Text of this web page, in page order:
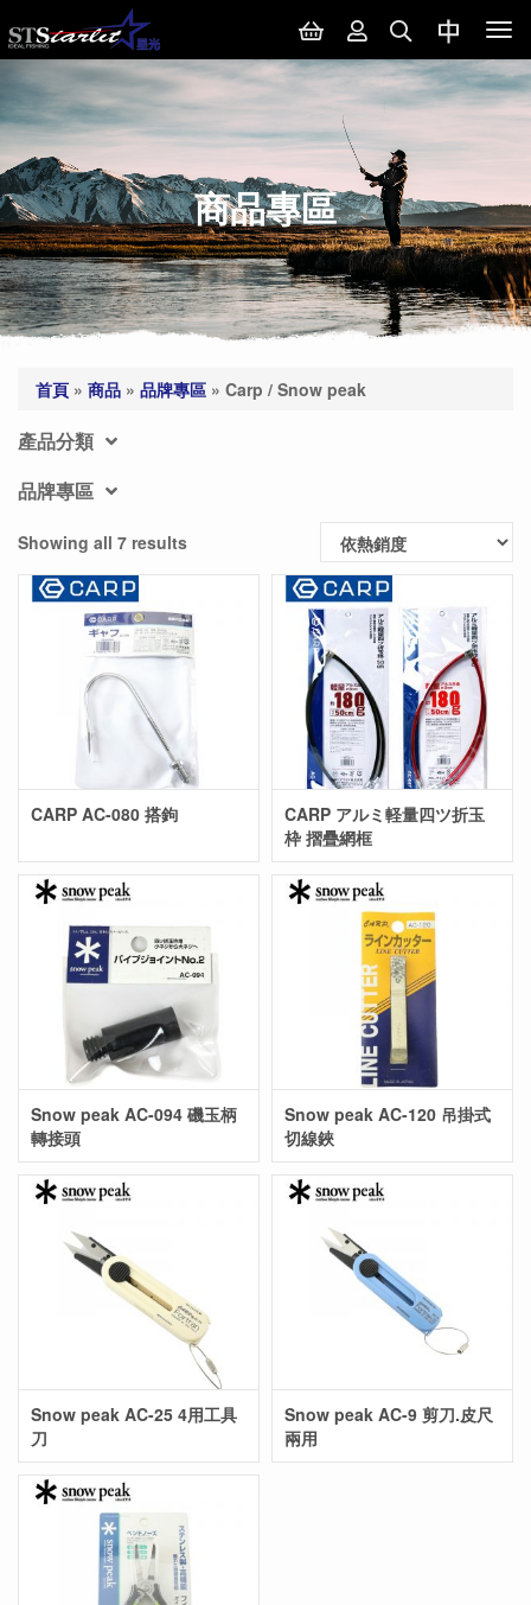
商品專區
首頁 » 商品 » 品牌專區 » Carp / Snow peak
產品分類
品牌專區
Showing all 7 results
CARP AC-080 搭鉤
CARP アルミ軽量四ツ折玉
枠 摺疊網框
Snow peak AC-094 磯玉柄
轉接頭
Snow peak AC-120 吊掛式
切線鋏
Snow peak AC-25 4用工具
刀
Snow peak AC-9 剪刀.皮尺
兩用